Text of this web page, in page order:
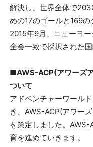
解決し、世界全体で
めの17のゴールと169の
2015年9月、ニューヨ
全会一致で採択された国
■AWS-ACP(アワーズ
ついて
アドベンチャーワール
き、AWS-ACP(アワー
を策定しました。AWS-
育を進めていきます。